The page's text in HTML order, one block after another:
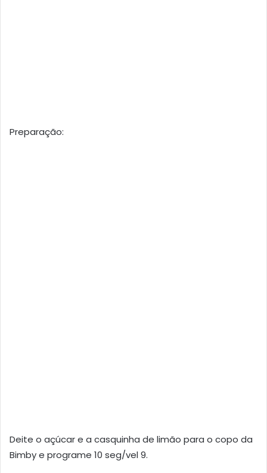
Preparação:
Deite o açúcar e a casquinha de limão para o copo da
Bimby e programe 10 seg/vel 9.